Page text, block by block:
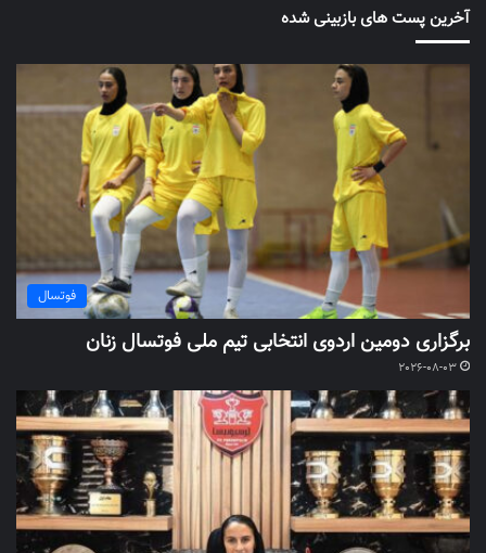
آخرین پست های بازبینی شده
فوتسال
برگزاری دومین اردوی انتخابی تیم ملی فوتسال زنان
2026-08-03